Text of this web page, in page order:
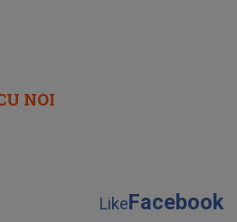
NOI
LikeFacebook